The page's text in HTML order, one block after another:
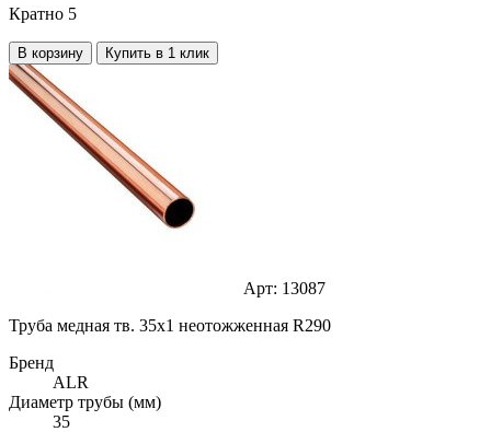
Кратно 5
В корзину Купить в 1 клик
Арт: 13087
Труба медная тв. 35х1 неотожженная R290
Бренд
ALR
Диаметр трубы (мм)
35